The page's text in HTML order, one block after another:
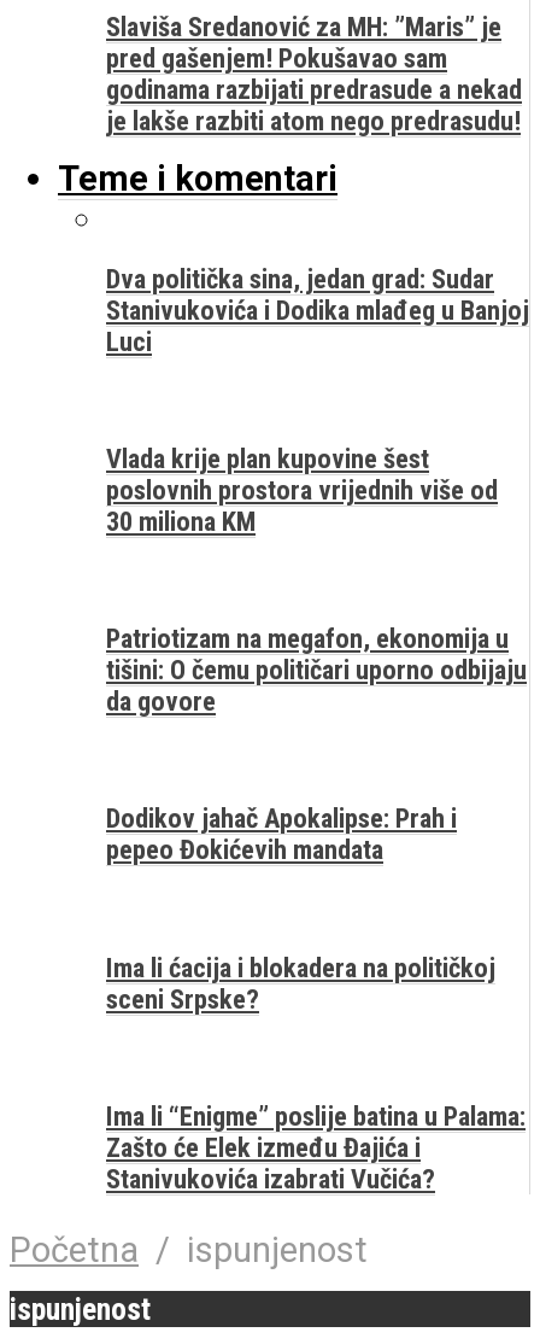
Slaviša Sredanović za MH: ”Maris” je
pred gašenjem! Pokušavao sam
godinama razbijati predrasude a nekad
je lakše razbiti atom nego predrasudu!
Teme i komentari
Dva politička sina, jedan grad: Sudar
Stanivukovića i Dodika mlađeg u Banjoj
Luci
Vlada krije plan kupovine šest
poslovnih prostora vrijednih više od
30 miliona KM
Patriotizam na megafon, ekonomija u
tišini: O čemu političari uporno odbijaju
da govore
Dodikov jahač Apokalipse: Prah i
pepeo Đokićevih mandata
Ima li ćacija i blokadera na političkoj
sceni Srpske?
Ima li “Enigme” poslije batina u Palama:
Zašto će Elek između Đajića i
Stanivukovića izabrati Vučića?
Početna / ispunjenost
ispunjenost